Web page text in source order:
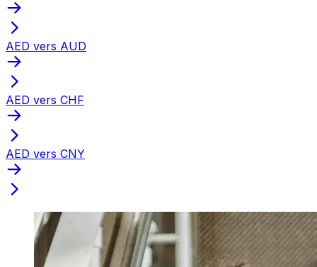
AED vers AUD
AED vers CHF
AED vers CNY